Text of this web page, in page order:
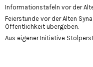
Informationstafeln vor der
Feierstunde vor der Alten
Öffentlichkeit übergeben.
Aus eigener Initiative